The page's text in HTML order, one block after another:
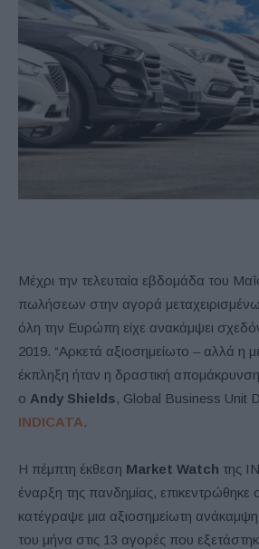
Μέχρι την τελευταία εβδομάδα του
πωλήσεων στην αγορά
όλη την Ευρώπη είχε ανακάμψει
2019. “Αρκετά αξιοσημείωτο – αλλά η
έκπληξη ήταν η δραστική απομάκρυνση
ο Andy Shields, Global Business Unit
INDICATA.
Η πέμπτη έκθεση Market Watch της
έναρξη της πανδημίας, επικεντρώθηκε
κατέγραψε μια αξιοσημείωτη
του μήνα στις 13 αγορές που